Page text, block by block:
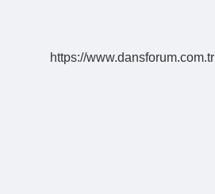
https://www.dansforum.com.tr